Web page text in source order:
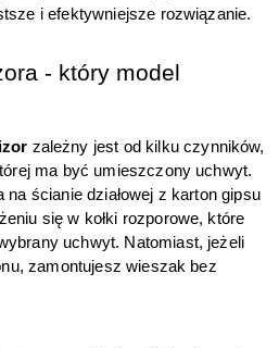
i efektywniejsze rozwiązanie.
- który model
zależny jest od kilku czynników,
ma być umieszczony uchwyt.
na ścianie działowej z karton gipsu
się w kołki rozporowe, które
uchwyt. Natomiast, jeżeli
zamontujesz wieszak bez